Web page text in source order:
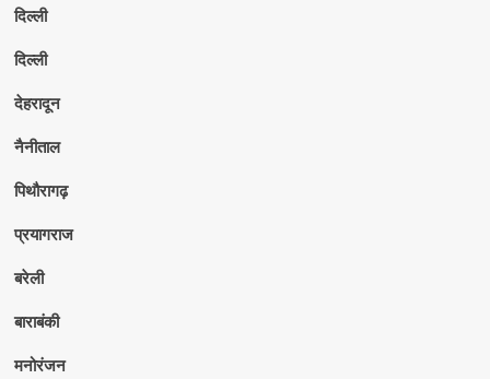
दिल्ली
दिल्ली
देहरादून
नैनीताल
पिथौरागढ़
प्रयागराज
बरेली
बाराबंकी
मनोरंजन